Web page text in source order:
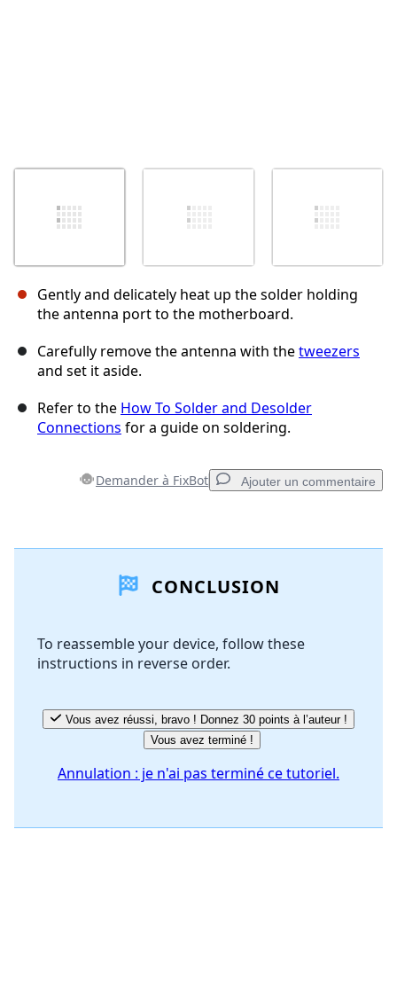
Gently and delicately heat up the solder holding
the antenna port to the motherboard.
Carefully remove the antenna with thetweezers
and set it aside.
Refer to the How To Solder and Desolder
Connections for a guide on soldering.
Demander à FixBot Ajouter un commentaire
Ajouter un commentaire
Annuler Publier un commentaire
CONCLUSION
To reassemble your device, follow these
instructions in reverse order.
Vous avez réussi, bravo ! Donnez 30 points à l’auteur !
Vous avez terminé !
Annulation : je n'ai pas terminé ce tutoriel.